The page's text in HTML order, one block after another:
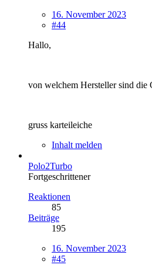
16. November 2023
#44
Hallo,
von welchem Hersteller sind
gruss karteileiche
Inhalt melden
Polo2Turbo
Fortgeschrittener
Reaktionen
85
Beiträge
195
16. November 2023
#45